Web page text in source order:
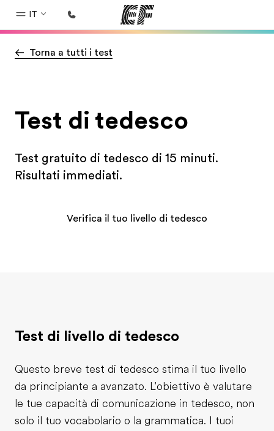
IT
Homepage
Vedi la nostra offerta
Trova l'ufficio più vicino
Torna a tutti i test
Test di tedesco
Test gratuito di tedesco di 15 minuti.
Risultati immediati.
Verifica il tuo livello di tedesco
Test di livello di tedesco
Questo breve test di tedesco stima il tuo livello
da principiante a avanzato. L'obiettivo è valutare
le tue capacità di comunicazione in tedesco, non
solo il tuo vocabolario o la grammatica. I tuoi